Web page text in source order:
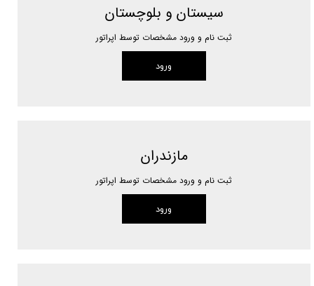
سیستان و بلوچستان
ثبت نام و ورود مشخصات توسط اپراتور
ورود
مازندران
ثبت نام و ورود مشخصات توسط اپراتور
ورود